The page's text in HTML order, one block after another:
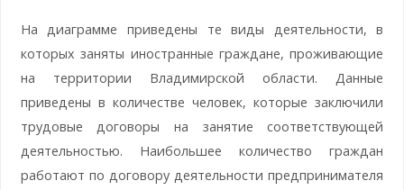
На диаграмме приведены те виды деятельности, в
которых заняты иностранные граждане, проживающие
на территории Владимирской области. Данные
приведены в количестве человек, которые заключили
трудовые договоры на занятие соответствующей
деятельностью. Наибольшее количество граждан
работают по договору деятельности предпринимателя